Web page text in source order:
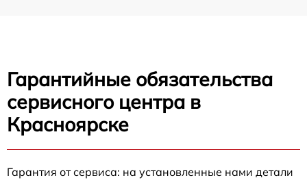
Гарантийные обязательства
сервисного центра в
Красноярске
Гарантия от сервиса: на установленные нами детали